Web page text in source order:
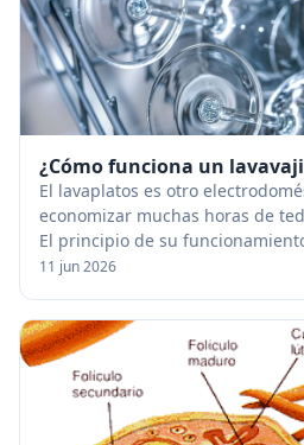
¿Cómo funciona un
El lavaplatos es otro
economizar muchas horas de
El principio de su
máquina de la lavadora. [caption
11 jun 2026